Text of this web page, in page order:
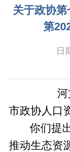
关于政协
第
日
市政协人口
你们提出
推动生态资